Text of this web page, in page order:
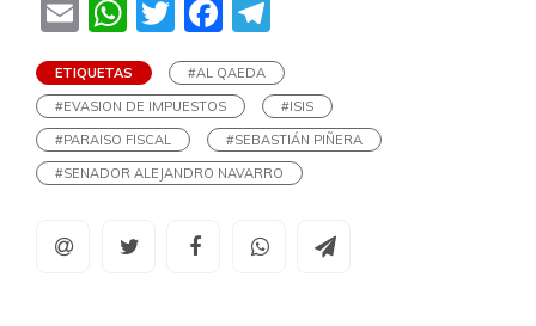
EmailWhatsApp
TwitterFacebook
ETIQUETAS
#AL QAEDA
#EVASION DE IMPUESTOS
#ISIS
#PARAISO FISCAL
#SEBASTIÁN PIÑERA
#SENADOR ALEJANDRO NAVARRO